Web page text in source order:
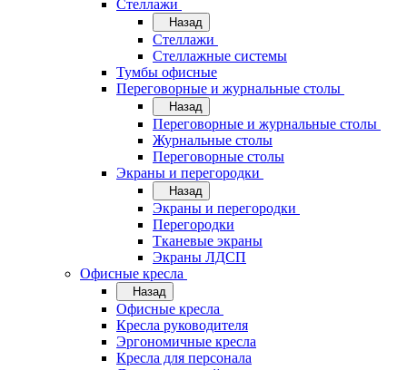
Стеллажи
Назад
Стеллажи
Стеллажные системы
Тумбы офисные
Переговорные и журнальные столы
Назад
Переговорные и журнальные столы
Журнальные столы
Переговорные столы
Экраны и перегородки
Назад
Экраны и перегородки
Перегородки
Тканевые экраны
Экраны ЛДСП
Офисные кресла
Назад
Офисные кресла
Кресла руководителя
Эргономичные кресла
Кресла для персонала